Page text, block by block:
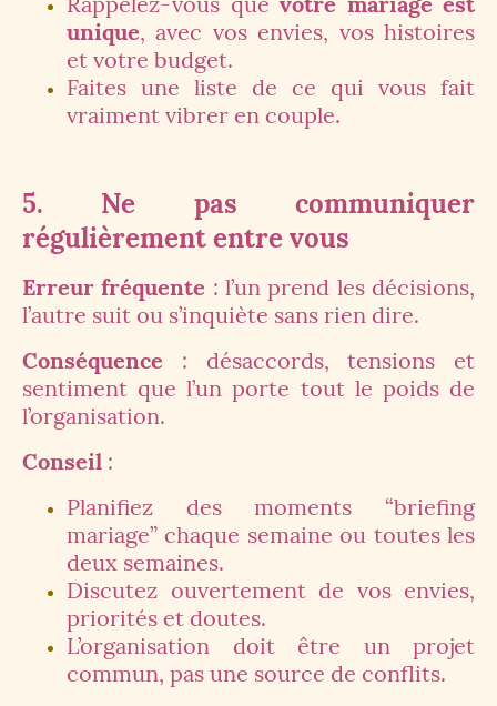
unique, avec vos envies, vos histoires
et votre budget.
Faites une liste de ce qui vous fait
vraiment vibrer en couple.
5. Ne pas communiquer
régulièrement entre vous
Erreur fréquente : l’un prend les décisions,
l’autre suit ou s’inquiète sans rien dire.
Conséquence : désaccords, tensions et
sentiment que l’un porte tout le poids de
l’organisation.
Conseil :
Planifiez des moments “briefing
mariage” chaque semaine ou toutes les
deux semaines.
Discutez ouvertement de vos envies,
priorités et doutes.
L’organisation doit être un projet
commun, pas une source de conflits.